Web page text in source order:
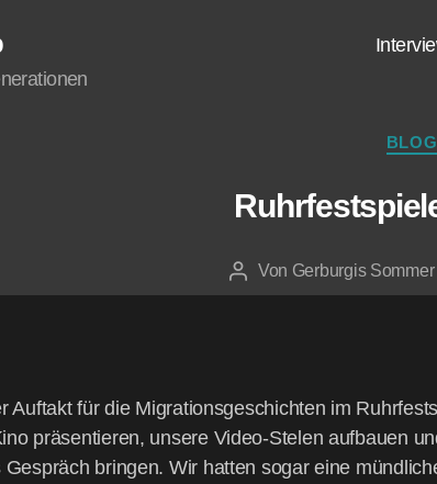
BLOG
Von Gerburgis Sommer
Auf­takt für die Migra­ti­ons­ge­schich­ten im
prä­sen­tie­ren, unse­re Video-Ste­len auf­bau­en
brin­gen. Wir hat­ten sogar eine